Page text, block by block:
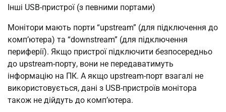
Інші USB-пристрої (з певними портами)
Монітори мають порти “upstream” (для підключення до
комп’ютера) та “downstream” (для підключення
периферії). Якщо пристрої підключити безпосередньо
до upstream-порту, вони не передаватимуть
інформацію на ПК. А якщо upstream-порт взагалі не
використовується, дані з USB-пристроїв монітора
також не дійдуть до комп’ютера.